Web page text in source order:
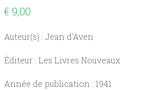
€ 9,00
Auteur(s) : Jean d'Aven
Éditeur : Les Livres Nouveaux
Année de publication : 1941